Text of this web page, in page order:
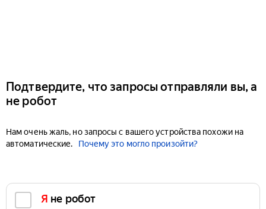
Подтвердите, что запросы отправляли вы, а
не робот
Нам очень жаль, но запросы с вашего устройства похожи на
автоматические.
Почему это могло произойти?
Я не робот